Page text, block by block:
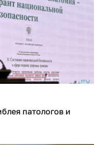
патологов и